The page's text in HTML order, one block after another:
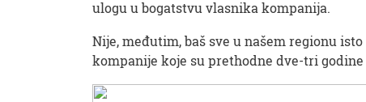
ulogu u bogatstvu vlasnika kompanija.
Nije, međutim, baš sve u našem regionu
kompanije koje su prethodne dve-tri